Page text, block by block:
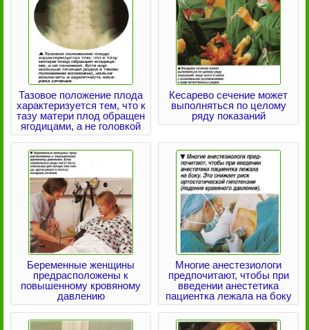
Тазовое положение плода
характеризуется тем, что к
тазу матери плод обращен
ягодицами, а не головкой
Кесарево сечение может
выполняться по целому
ряду показаний
Беременные женщины
предрасположены к
повышенному кровяному
давлению
Многие анестезиологи
предпочитают, чтобы при
введении анестетика
пациентка лежала на боку